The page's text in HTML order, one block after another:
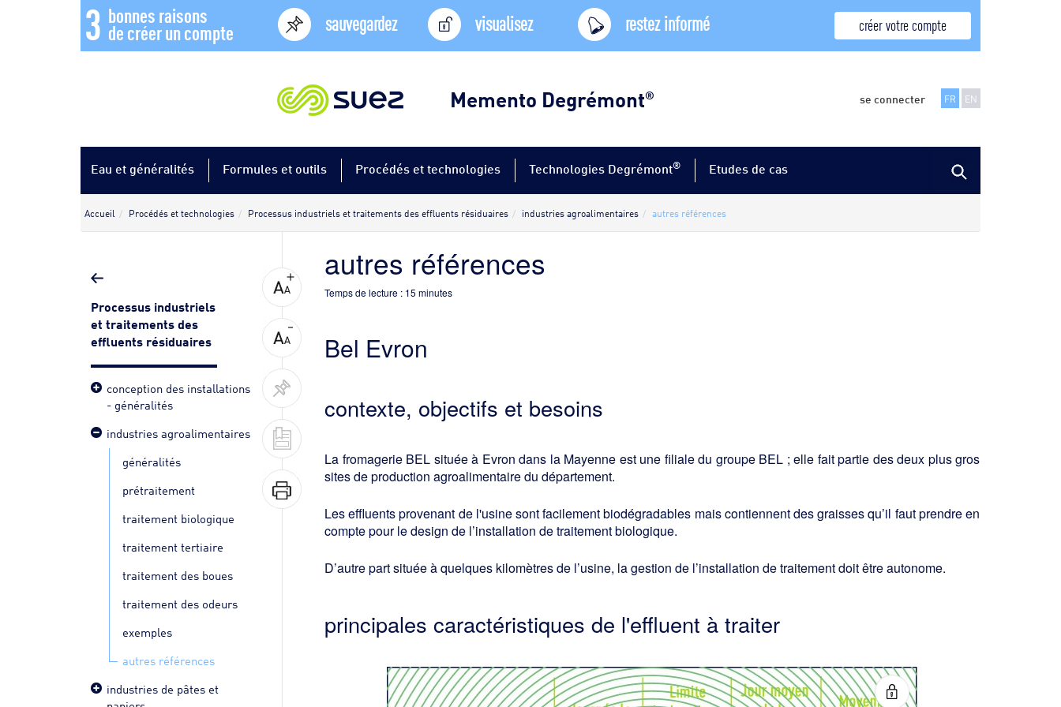
3 bonnes raisons
de créer un compte sauvegardez visualisez restez informé créer votre compte
Memento Degrémont® se connecter FR EN
Eau et généralités Formules et outils Procédés et technologies Technologies Degrémont® Etudes de cas
Accueil Procédés et technologies Processus industriels et traitements des effluents résiduaires industries agroalimentaires autres références
Processus industriels
et traitements des
effluents résiduaires
conception des installations
- généralités
industries agroalimentaires
généralités
prétraitement
traitement biologique
traitement tertiaire
traitement des boues
traitement des odeurs
exemples
autres références
industries de pâtes et
autres références
Temps de lecture : 15 minutes
Bel Evron
contexte, objectifs et besoins
La fromagerie BEL située à Evron dans la Mayenne est une filiale du groupe BEL ; elle fait partie des deux plus gros
sites de production agroalimentaire du département.
Les effluents provenant de l'usine sont facilement biodégradables mais contiennent des graisses qu’il faut prendre en
compte pour le design de l’installation de traitement biologique.
D’autre part située à quelques kilomètres de l’usine, la gestion de l’installation de traitement doitêtre autonome.
principales caractéristiques de l'effluent à traiter